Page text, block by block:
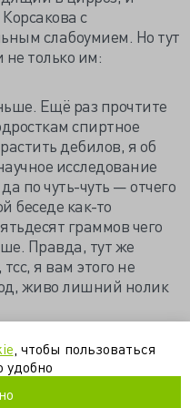
с
слабоумием. Но тут
только им:
Ещё раз прочтите
спиртное
дебилов, я об
исследование
по чуть-чуть — отчего
беседе как-то
граммов чего
Правда, тут же
я вам этого не
живо лишний нолик
, чтобы пользоваться
удобно